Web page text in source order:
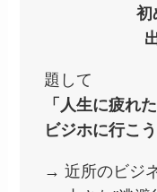
初
題して
「人生に疲れた
ビジホに行こう
→ 近所のビジ